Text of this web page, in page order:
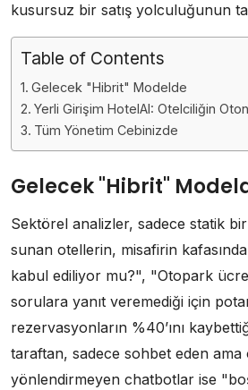
kusursuz bir satış yolculuğunun
Table of Contents
Gelecek "Hibrit" Modelde
Yerli Girişim HotelAI: Otelciliğin
Tüm Yönetim Cebinizde
Gelecek "Hibrit"
Sektörel analizler, sadece statik
sunan otellerin, misafirin
kabul ediliyor mu?", "Otopark
sorulara yanıt veremediği için
rezervasyonların %40’ını
taraftan, sadece sohbet eden ama
yönlendirmeyen chatbotlar ise